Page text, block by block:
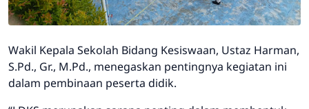
Wakil Kepala Sekolah Bidang Kesiswaan, Ustaz Harman,
S.Pd., Gr., M.Pd., menegaskan pentingnya kegiatan ini
dalam pembinaan peserta didik.